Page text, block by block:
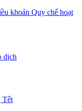
khoản Quy chế hoạt
dịch
Tết